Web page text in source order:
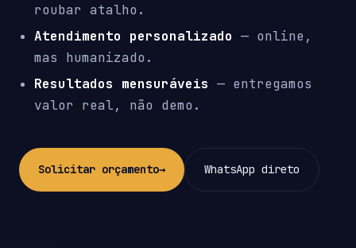
roubar atalho.
Atendimento personalizado — online,
mas humanizado.
Resultados mensuráveis — entregamos
valor real, não demo.
Solicitar orçamento→ WhatsApp direto